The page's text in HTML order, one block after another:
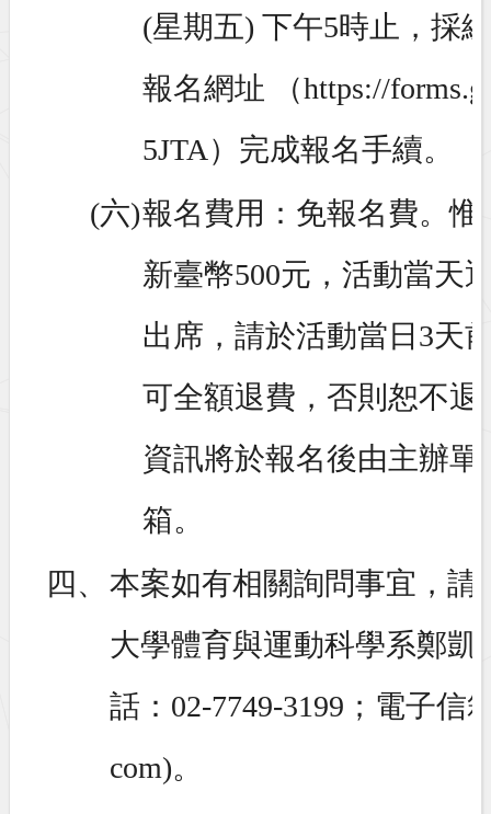
(星期五) 下午5時止，採
報名網址 （https://
5JTA）完成報名手續。
(六)報名費用：免報名費。
新臺幣500元，活動當天
出席，請於活動當日3天
可全額退費，否則恕不
資訊將於報名後由主辦
箱。
四、 本案如有相關詢問事宜，請
大學體育與運動科學系鄭凱
話：02-7749-3199；電子信
com)。